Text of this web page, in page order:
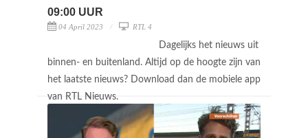
09:00 UUR
04 April 2023 RTL 4
Dagelijks het nieuws uit
binnen- en buitenland. Altijd op de hoogte zijn van
het laatste nieuws? Download dan de mobiele app
van RTL Nieuws.